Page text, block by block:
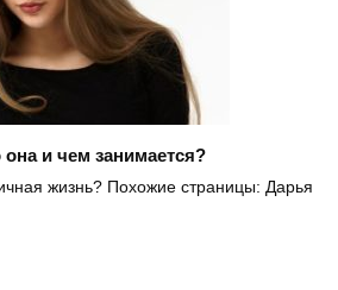
и чем занимается?
жизнь? Похожие страницы: Дарья